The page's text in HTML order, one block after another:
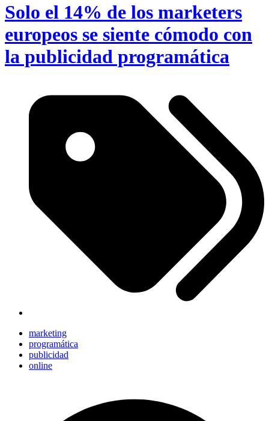
Solo el 14% de los marketers
europeos se siente cómodo con
la publicidad programática
marketing
programática
publicidad
online